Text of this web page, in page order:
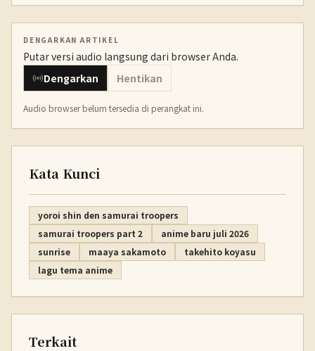
DENGARKAN ARTIKEL
Putar versi audio langsung dari browser Anda.
Dengarkan
Hentikan
Audio browser belum tersedia di perangkat ini.
Kata Kunci
yoroi shin den samurai troopers
samurai troopers part 2
anime baru juli 2026
sunrise
maaya sakamoto
takehito koyasu
lagu tema anime
Terkait